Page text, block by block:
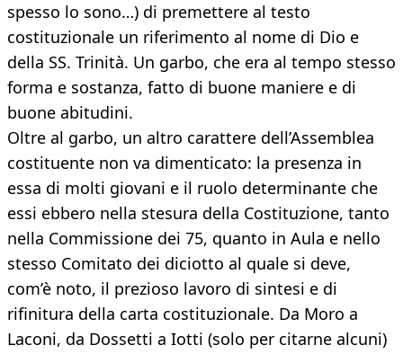
spesso lo sono…) di premettere al testo
costituzionale un riferimento al nome di Dio e
della SS. Trinità. Un garbo, che era al tempo stesso
forma e sostanza, fatto di buone maniere e di
buone abitudini.
Oltre al garbo, un altro carattere dell’Assemblea
costituente non va dimenticato: la presenza in
essa di molti giovani e il ruolo determinante che
essi ebbero nella stesura della Costituzione, tanto
nella Commissione dei 75, quanto in Aula e nello
stesso Comitato dei diciotto al quale si deve,
com’è noto, il prezioso lavoro di sintesi e di
rifinitura della carta costituzionale. Da Moro a
Laconi, da Dossetti a Iotti (solo per citarne alcuni)